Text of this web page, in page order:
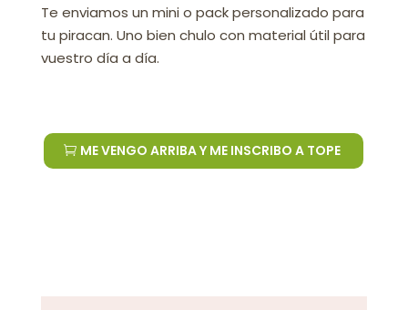
Te enviamos un mini o pack personalizado para
tu piracan. Uno bien chulo con material útil para
vuestro día a día.
ME VENGO ARRIBA Y ME INSCRIBO A TOPE